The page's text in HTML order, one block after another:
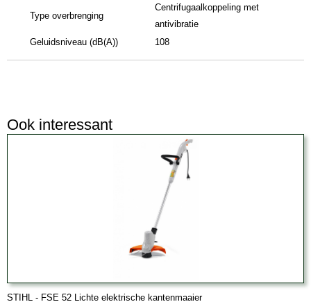
Type overbrenging
Centrifugaalkoppeling met
antivibratie
Geluidsniveau (dB(A))
108
Ook interessant
STIHL - FSE 52 Lichte elektrische kantenmaaier